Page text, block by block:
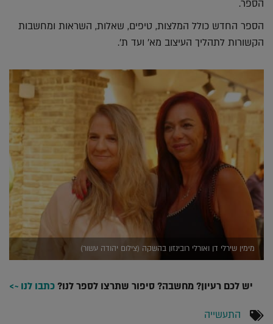
הספר.
הספר החדש כולל המלצות, טיפים, שאלות, השראות ומחשבות
הקשורות לתהליך העיצוב מא' ועד ת'.
מימין שירלי דן ואורלי רובינזון בהשקה (צילום יהודה עשור)
יש לכם רעיון? מחשבה? סיפור שתרצו לספר לנו?כתבו לנו ~>
התעשייה